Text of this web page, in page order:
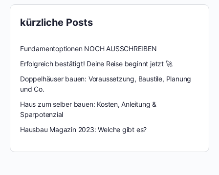
kürzliche Posts
Fundamentoptionen NOCH AUSSCHREIBEN
Erfolgreich bestätigt! Deine Reise beginnt jetzt 🚀
Doppelhäuser bauen: Voraussetzung, Baustile, Planung
und Co.
Haus zum selber bauen: Kosten, Anleitung &
Sparpotenzial
Hausbau Magazin 2023: Welche gibt es?